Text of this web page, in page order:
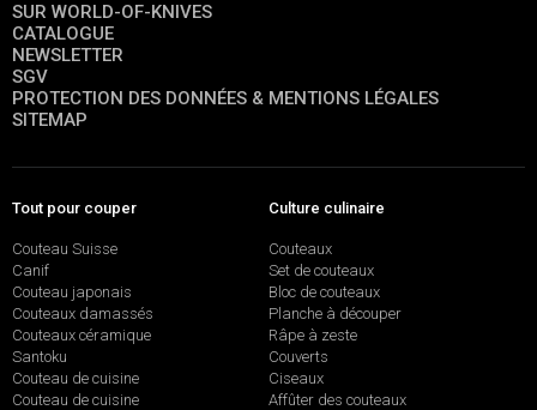
SUR WORLD-OF-KNIVES
CATALOGUE
NEWSLETTER
SGV
PROTECTION DES DONNÉES & MENTIONS LÉGALES
SITEMAP
Tout pour couper
Couteau Suisse
Canif
Couteau japonais
Couteaux damassés
Couteaux céramique
Santoku
Couteau de cuisine
Couteau de cuisine
Culture culinaire
Couteaux
Set de couteaux
Bloc de couteaux
Planche à découper
Râpe à zeste
Couverts
Ciseaux
Affûter des couteaux